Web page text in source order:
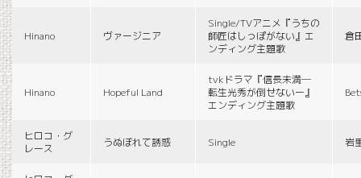
Hinano ヴァージニア
Single/TVアニメ『うちの
師匠はしっぽがない』エ
ンディング主題歌
倉
Hinano Hopeful Land
tvkドラマ『信長未満―
転生光秀が倒せないー』
エンディング主題歌
ヒロコ・グ
レース
うぬぼれて誘惑 Single 岩